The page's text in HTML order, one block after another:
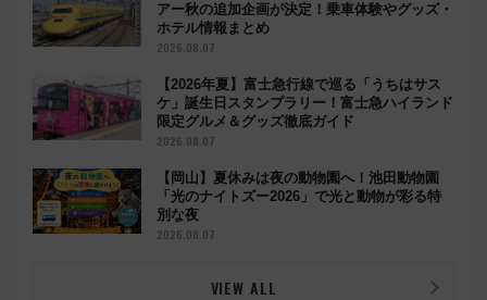
アー秋の追加企画が決定！乗車体験やグッズ・
ホテル情報まとめ
2026.08.07
【2026年夏】富士急行線で巡る「うちはサス
ケ」誕生日スタンプラリー！富士急ハイランド
限定グルメ＆グッズ徹底ガイド
2026.08.07
【岡山】夏休みは夜の動物園へ！池田動物園
「光のナイトズー2026」で光と動物が彩る特
別な夜
2026.08.07
VIEW ALL